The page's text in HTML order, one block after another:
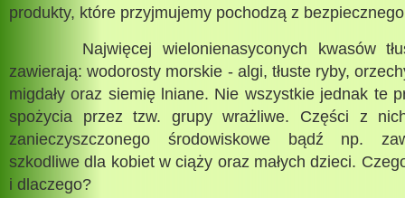
produkty, które przyjmujemy pochodzą z bezpiecznego
Najwięcej wielonienasyconych kwasów
zawierają: wodorosty morskie - algi, tłuste ryby,
migdały oraz siemię lniane. Nie wszystkie jednak te
spożycia przez tzw. grupy wrażliwe. Części z
zanieczyszczonego środowiskowe bądź np.
szkodliwe dla kobiet w ciąży oraz małych dzieci.
i dlaczego?